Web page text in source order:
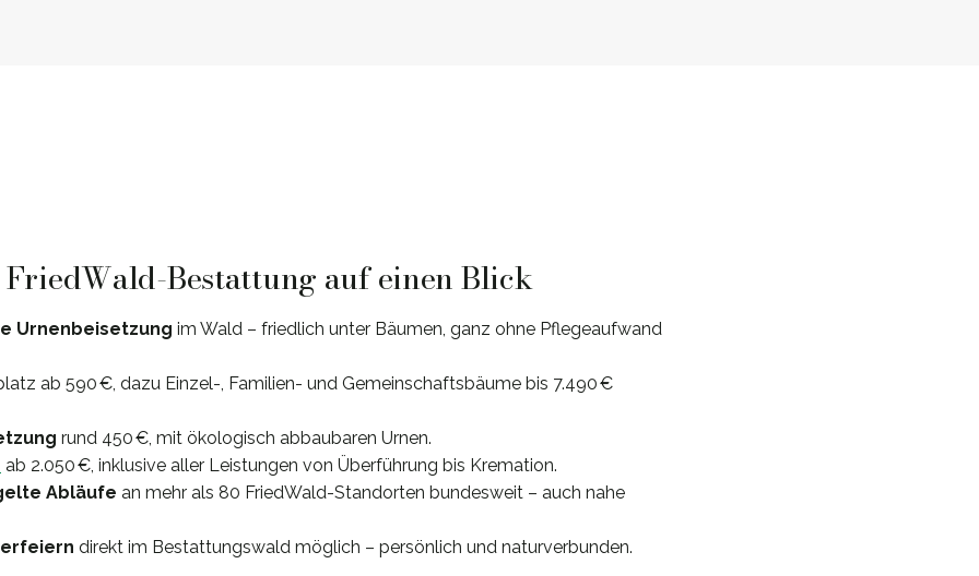
Bestattung auf einen Blick
Urnenbeisetzung im Wald – friedlich unter Bäumen, ganz ohne Pflegeaufwand
ab 590 €, dazu Einzel-, Familien- und Gemeinschaftsbäume bis 7.490 €
rund 450 €, mit ökologisch abbaubaren Urnen.
ab 2.050 €, inklusive aller Leistungen von Überführung bis Kremation.
Abläufe an mehr als 80 FriedWald-Standorten bundesweit – auch nahe
direkt im Bestattungswald möglich – persönlich und naturverbunden.